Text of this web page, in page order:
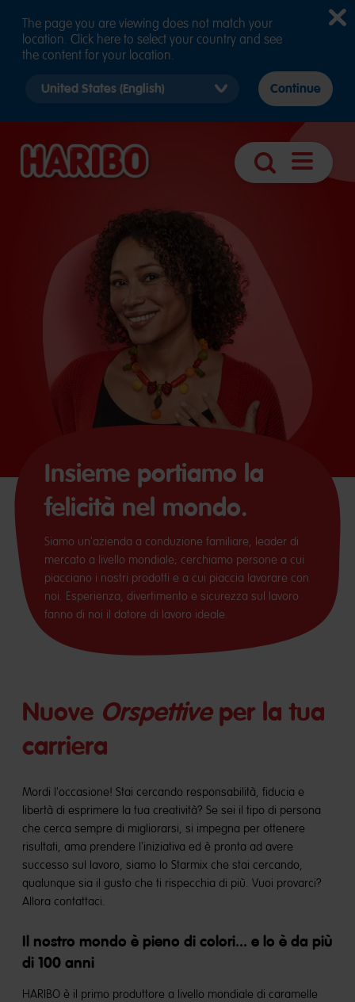
Ricerca Apri
Insieme portiamo la
felicità nel mondo.
Siamo un'azienda a conduzione familiare, leader di
mercato a livello mondiale; cerchiamo persone a cui
piacciano i nostri prodotti e a cui piaccia lavorare con
noi. Esperienza, divertimento e sicurezza sul lavoro
fanno di noi il datore di lavoro ideale.
Nuove Orspettiveper la tua
carriera
Mordi l'occasione! Stai cercando responsabilità, fiducia e
libertà di esprimere la tua creatività? Se sei il tipo di persona
che cerca sempre di migliorarsi, si impegna per ottenere
risultati, ama prendere l'iniziativa ed è pronta ad avere
successo sul lavoro, siamo lo Starmix che stai cercando,
qualunque sia il gusto che ti rispecchia di più. Vuoi provarci?
Allora contattaci.
Il nostro mondo è pieno di colori... e lo è da più
di 100 anni
HARIBO è il primo produttore a livello mondiale di caramelle
The page you are viewing does not match your
location. Click here to select your country and see
the content for your location.
country
Continue